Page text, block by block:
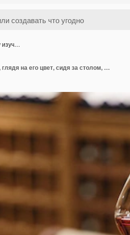
изуч…
Эксперт по вину изучает красное вино, глядя на его цвет, сидя за столом, находясь в подвале.